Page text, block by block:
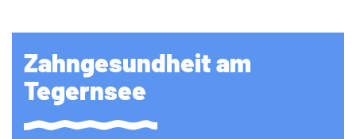
Zahngesundheit am
Tegernsee